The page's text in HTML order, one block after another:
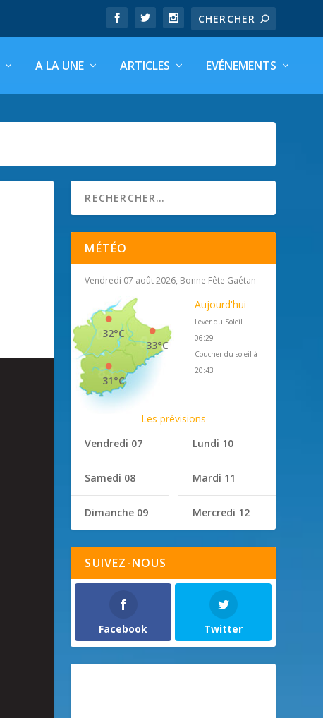
A LA UNE ARTICLES EVÉNEMENTS
MÉTÉO
Vendredi 07 août 2026, Bonne Fête Gaétan
33°C
32°C
31°C
Aujourd'hui
Lever du Soleil
06:29
Coucher du soleil à
20:43
Les prévisions
Vendredi 07
Samedi 08
Dimanche 09
Lundi 10
Mardi 11
Mercredi 12
SUIVEZ-NOUS
Facebook Twitter